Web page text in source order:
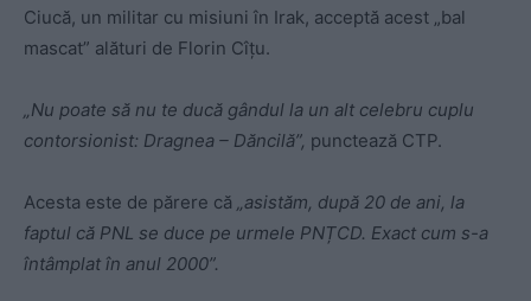
Ciucă, un militar cu misiuni în Irak, acceptă acest „bal
mascat” alături de Florin Cîțu.
„Nu poate să nu te ducă gândul la un alt celebru cuplu
contorsionist: Dragnea – Dăncilă”, punctează CTP.
Acesta este de părere că „asistăm, după 20 de ani, la
faptul că PNL se duce pe urmele PNȚCD. Exact cum s-a
întâmplat în anul 2000”.